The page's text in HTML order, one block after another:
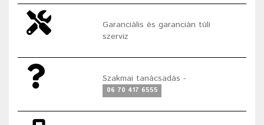
Garanciális és garancián túli
szerviz
Szakmai tanácsadás -
06 70 417 6555